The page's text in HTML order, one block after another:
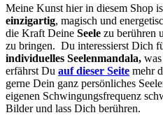
Meine Kunst hier in diesem Shop
einzigartig, magisch und
die Kraft Deine Seele zu berühren
zu bringen. Du interessierst Dich
individuelles Seelenmandala,
erfährst Du auf dieser Seite mehr
gerne Dein ganz persönliches
eigenen Schwingungsfrequenz
Bilder und lass Dich berühren.